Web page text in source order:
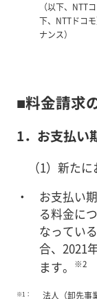
（以下、NTT
下、NTTドコ
ナンス）
■料金請求
1．お支払い
（1）新た
お支払い
る料金に
なってい
合、2021
ます。
※2
※1： 法人（卸先事